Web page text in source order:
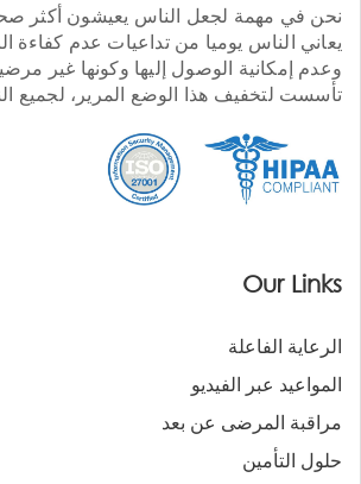
نحن في مهمة لجعل الناس يعيشون أكثر
يعاني الناس يوميا من تداعيات عدم كفاءة
وعدم إمكانية الوصول إليها وكونها غير
تأسست لتخفيف هذا الوضع المرير، لجميع
Our Links
الرعاية الفاعلة
المواعيد عبر الفيديو
مراقبة المرضى عن بعد
حلول التأمين